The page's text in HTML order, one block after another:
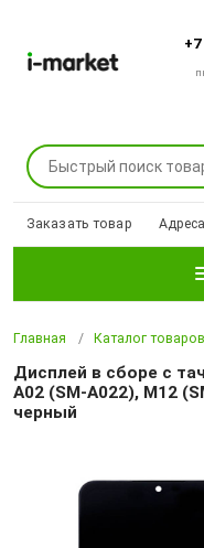
Заказать товар
Главная Каталог товаров
Дисплей в сборе с
A02 (SM-A022), M12
черный